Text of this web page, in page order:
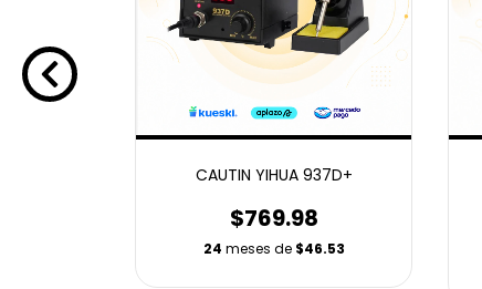
CAUTIN YIHUA 937D+
$769.98
24 meses de $46.53